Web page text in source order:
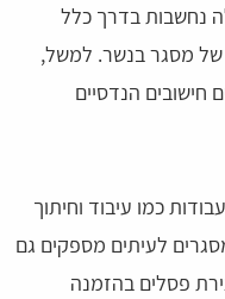
נחשבות בדרך כלל
של מסגר בנשר. למשל,
חישובים הנדסיים
כמו עיבוד וחיתוך
לעיתים מספקים גם
פסלים בהזמנה